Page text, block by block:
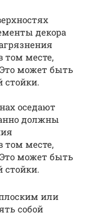
декора
том месте,
может быть
стойки.
оседают
должны
том месте,
может быть
стойки.
или
собой